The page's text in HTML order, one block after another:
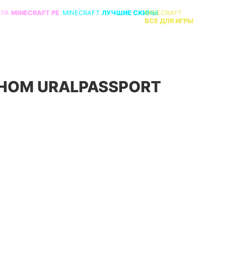
MINECRAFT PE MINECRAFT ЛУЧШИЕ СКИНЫMINECRAFT
ВСЕ ДЛЯ ИГРЫ
URALPASSPORT